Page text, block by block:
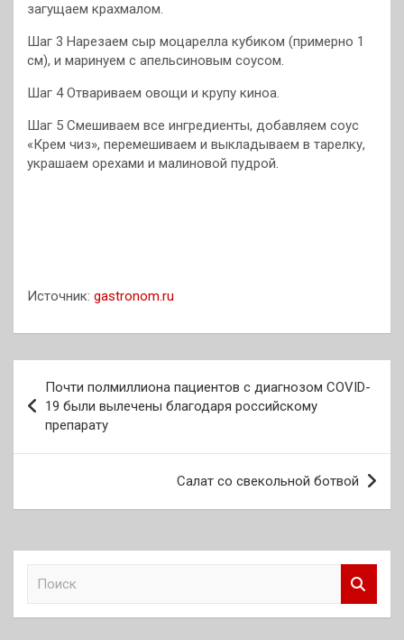
загущаем крахмалом.
Шаг 3 Нарезаем сыр моцарелла кубиком (примерно 1
см), и маринуем с апельсиновым соусом.
Шаг 4 Отвариваем овощи и крупу киноа.
Шаг 5 Смешиваем все ингредиенты, добавляем соус
«Крем чиз», перемешиваем и выкладываем в тарелку,
украшаем орехами и малиновой пудрой.
Источник: gastronom.ru
по
записям
Почти полмиллиона пациентов с диагнозом COVID-
19 были вылечены благодаря российскому
препарату
Салат со свекольной ботвой